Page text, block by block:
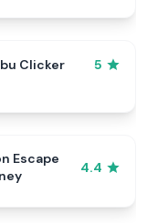
Clicker 5
Escape
4.4